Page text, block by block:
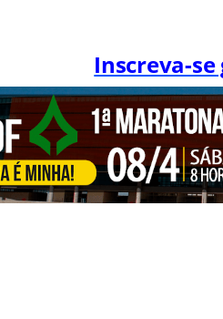
Inscreva-